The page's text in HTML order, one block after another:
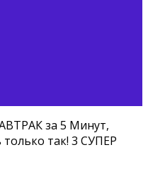
за 5 Минут,
так! 3 СУПЕР